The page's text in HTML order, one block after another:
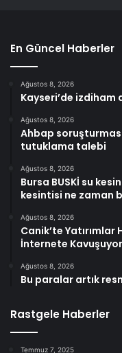
En Güncel Haberler
Ağustos 8, 2026
Kayseri’de izdiham
Ağustos 8, 2026
Ahbap
tutuklama talebi
Ağustos 8, 2026
Bursa BUSKİ su
kesintisi ne zaman
Ağustos 8, 2026
Canik’te Yatırımlar
İnternete Kavuşuyor
Ağustos 8, 2026
Bu paralar artık
Rastgele Haberler
Temmuz 7, 2025